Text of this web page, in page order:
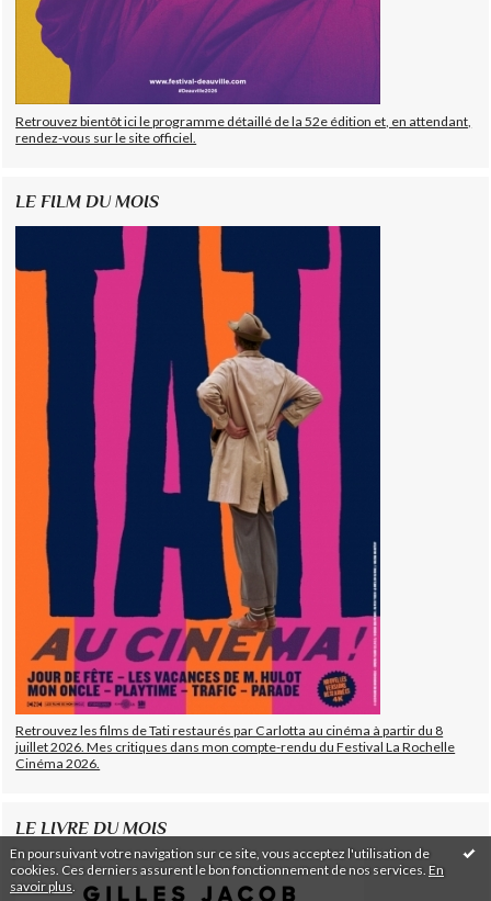
En poursuivant votre navigation sur ce site, vous acceptez l'utilisation de
cookies. Ces derniers assurent le bon fonctionnement de nos services. En
savoir plus
Retrouvez bientôt ici le programme détaillé de la 52e édition et, en attendant,
rendez-vous sur le site officiel.
LE FILM DU MOIS
Retrouvez les films de Tati restaurés par Carlotta au cinéma à partir du 8
juillet 2026. Mes critiques dans mon compte-rendu du Festival La Rochelle
Cinéma 2026.
LE LIVRE DU MOIS